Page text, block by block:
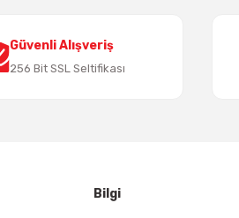
Güvenli Alışveriş
256 Bit SSL Seltifikası
Bilgi